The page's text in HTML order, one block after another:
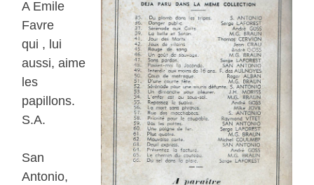
A Emile
Favre
qui , lui
aussi, aime
les
papillons.
S.A.
San
Antonio,